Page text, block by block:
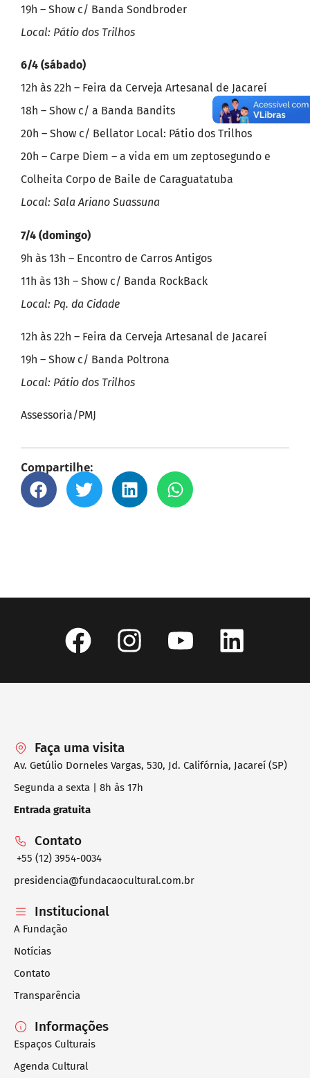
19h – Show c/ Banda Sondbroder
Local: Pátio dos Trilhos
6/4 (sábado)
12h às 22h – Feira da Cerveja Artesanal de Jacareí
18h – Show c/ a Banda Bandits
20h – Show c/ Bellator Local: Pátio dos Trilhos
20h – Carpe Diem – a vida em um zeptosegundo e
Colheita Corpo de Baile de Caraguatatuba
Local: Sala Ariano Suassuna
7/4 (domingo)
9h às 13h – Encontro de Carros Antigos
11h às 13h – Show c/ Banda RockBack
Local: Pq. da Cidade
12h às 22h – Feira da Cerveja Artesanal de Jacareí
19h – Show c/ Banda Poltrona
Local: Pátio dos Trilhos
Assessoria/PMJ
Compartilhe:
Faça uma visita
Av. Getúlio Dorneles Vargas, 530, Jd. Califórnia, Jacareí (SP)
Segunda a sexta | 8h às 17h
Entrada gratuita
Contato
+55 (12) 3954-0034
presidencia@fundacaocultural.com.br
Institucional
A Fundação
Notícias
Contato
Transparência
Informações
Espaços Culturais
Agenda Cultural